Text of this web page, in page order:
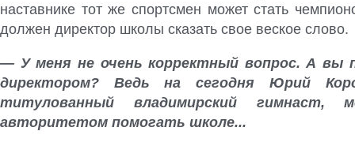
наставнике тот же спортсмен может стать
должен директор школы сказать свое веское слово.
— У меня не очень корректный вопрос. А вы
директором? Ведь на сегодня Юрий
титулованный владимирский
авторитетом помогать школе...